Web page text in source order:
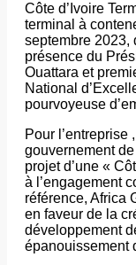
Côte d’Ivoire
terminal à
septembre 2023,
présence du
Ouattara et
National
pourvoyeuse
Pour
gouvernement
projet d’une «
à l’engagement
référence, Africa
en faveur de la
développement
épanouissement